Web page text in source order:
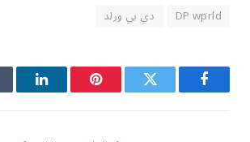
DP wprld دي بي ورلد
فيسبوك تويتر بينتيريستلينكدإن